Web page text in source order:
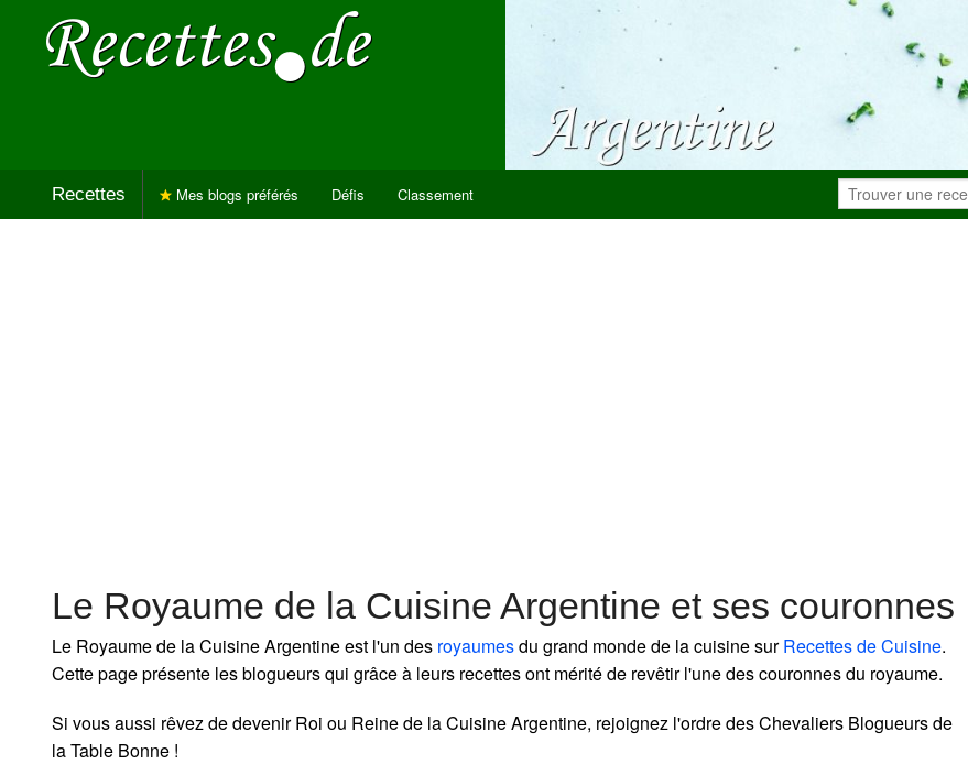
Recettes Mes blogs préférés Défis Classement
Le Royaume de la Cuisine Argentine et ses couronnes
Le Royaume de la Cuisine Argentine est l'un des royaumesdu grand monde de la cuisine surRecettes de Cuisine.
Cette page présente les blogueurs qui grâce à leurs recettes ont mérité de revêtir l'une des couronnes du royaume.
Si vous aussi rêvez de devenir Roi ou Reine de la Cuisine Argentine, rejoignez l'ordre des Chevaliers Blogueurs de
la Table Bonne !